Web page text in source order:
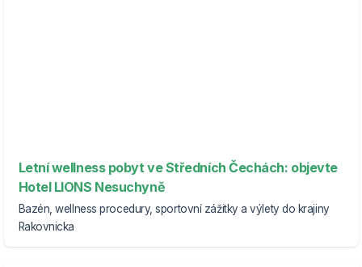
Letní wellness pobyt ve Středních Čechách: objevte
Hotel LIONS Nesuchyně
Bazén, wellness procedury, sportovní zážitky a výlety do krajiny
Rakovnicka